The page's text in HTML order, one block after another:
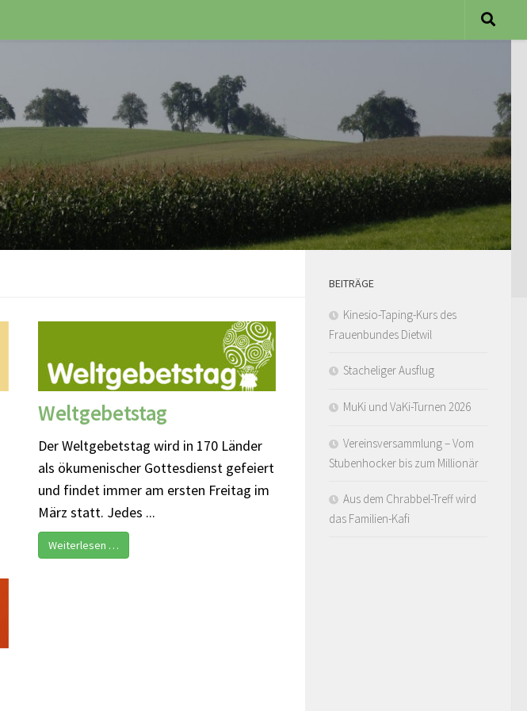
Weltgebetstag
Der Weltgebetstag wird in 170 Länder
als ökumenischer Gottesdienst gefeiert
und findet immer am ersten Freitag im
März statt. Jedes ...
Weiterlesen …
BEITRÄGE
Kinesio-Taping-Kurs des
Frauenbundes Dietwil
Stacheliger Ausflug
MuKi und VaKi-Turnen 2026
Vereinsversammlung – Vom
Stubenhocker bis zum Millionär
Aus dem Chrabbel-Treff wird
das Familien-Kafi